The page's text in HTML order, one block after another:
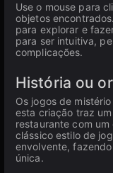
Use o mouse para
objetos
para explorar e
para ser intuitiva,
complicações.
História ou
Os jogos de
esta criação traz
restaurante com
clássico estilo de
envolvente,
única.